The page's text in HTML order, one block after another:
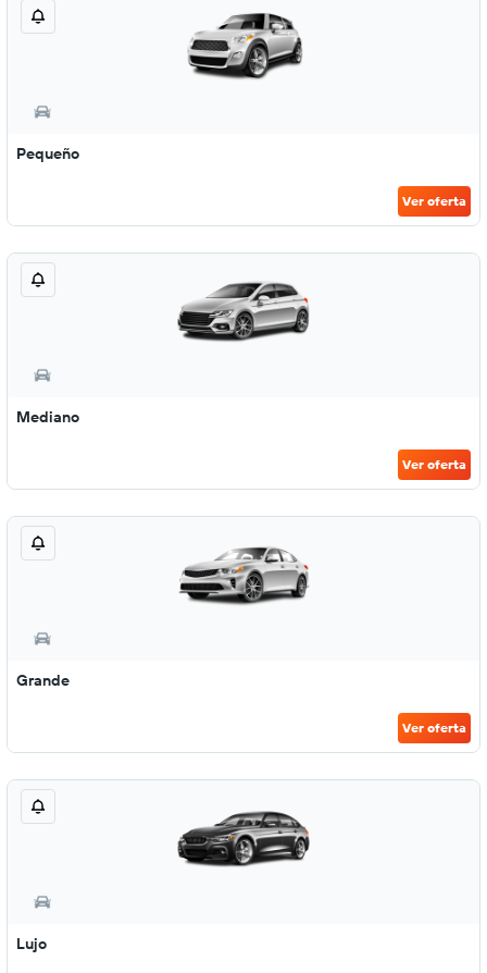
Pequeño
Ver oferta
Mediano
Ver oferta
Grande
Ver oferta
Lujo